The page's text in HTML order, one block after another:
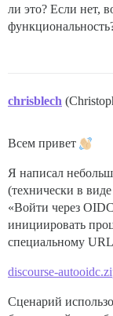
ли это? Если нет,
chrisblech
Всем привет
Я написал
(технически в
«Войти через
инициировать
специальному
discourse-
Сценарий